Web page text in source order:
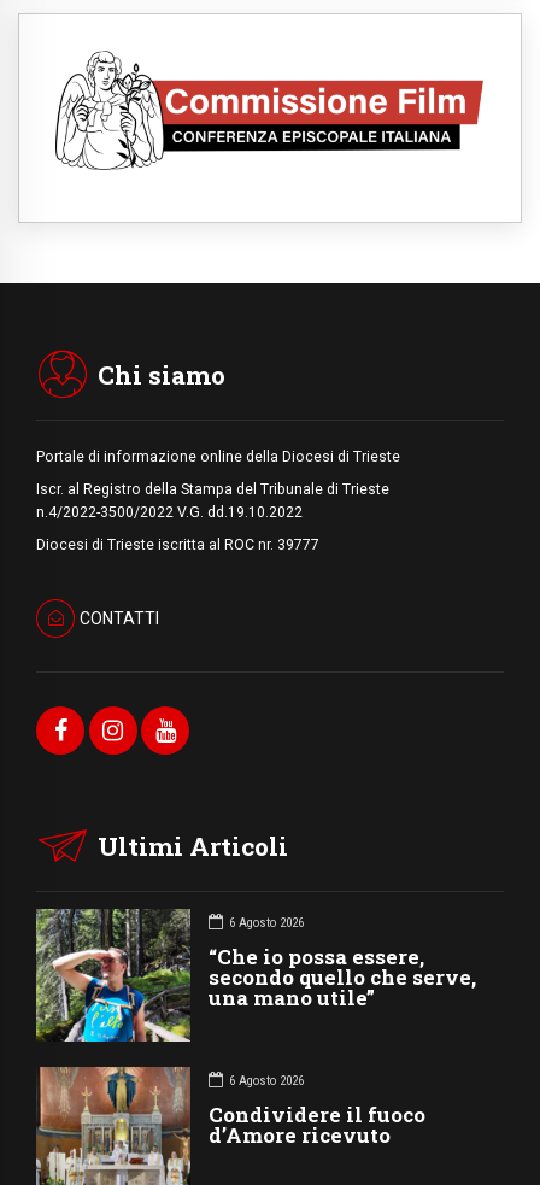
05.08.2026
05.08.2026
Dal Papa all'udienza generale la forza del
"circolo degli eroi"
pace
una prova difficile
Chi siamo
Portale di informazione online della Diocesi di Trieste
Iscr. al Registro della Stampa del Tribunale di Trieste
n.4/2022-3500/2022 V.G. dd.19.10.2022
Diocesi di Trieste iscritta al ROC nr. 39777
CONTATTI
Ultimi Articoli
6 Agosto 2026
“Che io possa essere,
secondo quello che serve,
una mano utile”
6 Agosto 2026
Condividere il fuoco
d’Amore ricevuto